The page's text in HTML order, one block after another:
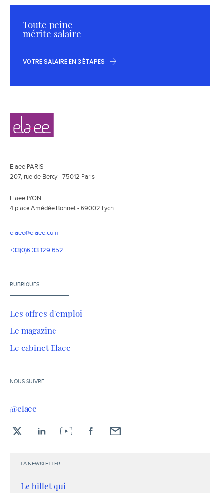
Toute peine
mérite salaire
VOTRE SALAIRE EN 3 ÉTAPES
Navigation
secondaire
Elaee
Elaee PARIS
207, rue de Bercy - 75012 Paris
Elaee LYON
4 place Amédée Bonnet - 69002 Lyon
elaee@elaee.com
+33(0)6 33 129 652
RUBRIQUES
Les offres d’emploi
Le magazine
Le cabinet Elaee
NOUS SUIVRE
@elaee
LA NEWSLETTER
Le billet qui